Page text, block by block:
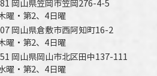
岡山県笠岡市笠岡276-4-5
曜・第2、4日曜
岡山県倉敷市西阿知町16-2
曜・第2、4日曜
岡山県岡山市北区田中137-111
曜・第2、4日曜